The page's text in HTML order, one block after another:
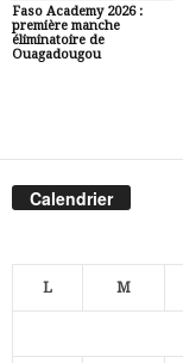
Faso Academy 2026 :
première manche
éliminatoire de
Ouagadougou
Calendrier
L M